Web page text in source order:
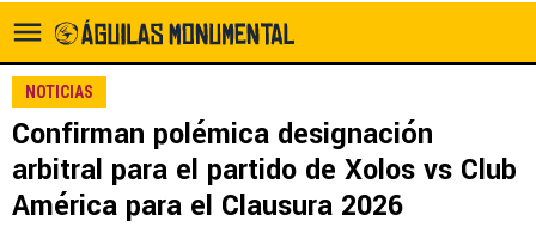
NOTICIAS
Confirman polémica designación
arbitral para el partido de Xolos vs Club
América para el Clausura 2026